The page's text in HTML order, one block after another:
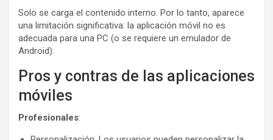
Solo se carga el contenido interno. Por lo tanto, aparece
una limitación significativa: la aplicación móvil no es
adecuada para una PC (o se requiere un emulador de
Android).
Pros y contras de las aplicaciones
móviles
Profesionales: